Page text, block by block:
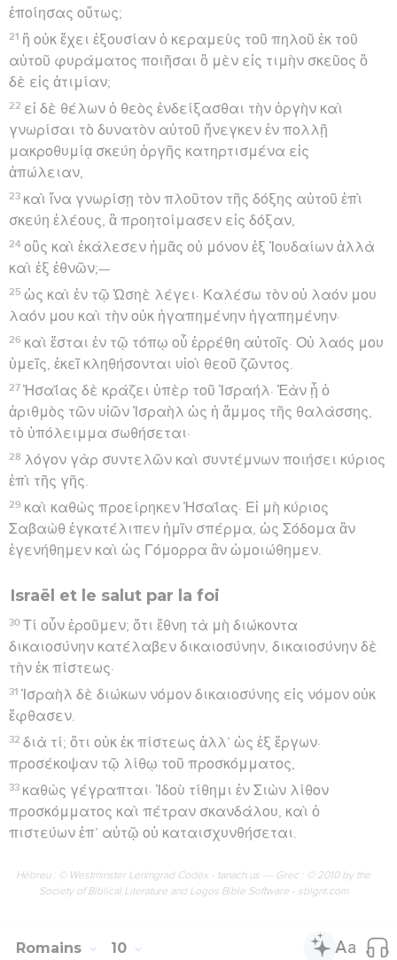
ἐποίησας οὕτως;
21 ἢ οὐκ ἔχει ἐξουσίαν ὁ κεραμεὺς τοῦ πηλοῦ ἐκ τοῦ
αὐτοῦ φυράματος ποιῆσαι ὃ μὲν εἰς τιμὴν σκεῦος ὃ
δὲ εἰς ἀτιμίαν;
22 εἰ δὲ θέλων ὁ θεὸς ἐνδείξασθαι τὴν ὀργὴν καὶ
γνωρίσαι τὸ δυνατὸν αὐτοῦ ἤνεγκεν ἐν πολλῇ
μακροθυμίᾳ σκεύη ὀργῆς κατηρτισμένα εἰς
ἀπώλειαν,
23 καὶ ἵνα γνωρίσῃ τὸν πλοῦτον τῆς δόξης αὐτοῦ ἐπὶ
σκεύη ἐλέους, ἃ προητοίμασεν εἰς δόξαν,
24 οὓς καὶ ἐκάλεσεν ἡμᾶς οὐ μόνον ἐξ Ἰουδαίων ἀλλὰ
καὶ ἐξ ἐθνῶν;—
25 ὡς καὶ ἐν τῷ Ὡσηὲ λέγει· Καλέσω τὸν οὐ λαόν μου
λαόν μου καὶ τὴν οὐκ ἠγαπημένην ἠγαπημένην·
26 καὶ ἔσται ἐν τῷ τόπῳ οὗ ἐρρέθη αὐτοῖς· Οὐ λαός μου
ὑμεῖς, ἐκεῖ κληθήσονται υἱοὶ θεοῦ ζῶντος.
27 Ἠσαΐας δὲ κράζει ὑπὲρ τοῦ Ἰσραήλ· Ἐὰν ᾖ ὁ
ἀριθμὸς τῶν υἱῶν Ἰσραὴλ ὡς ἡ ἄμμος τῆς θαλάσσης,
τὸ ὑπόλειμμα σωθήσεται·
28 λόγον γὰρ συντελῶν καὶ συντέμνων ποιήσει κύριος
ἐπὶ τῆς γῆς.
29 καὶ καθὼς προείρηκεν Ἠσαΐας· Εἰ μὴ κύριος
Σαβαὼθ ἐγκατέλιπεν ἡμῖν σπέρμα, ὡς Σόδομα ἂν
ἐγενήθημεν καὶ ὡς Γόμορρα ἂν ὡμοιώθημεν.
Israël et le salut par la foi
30 Τί οὖν ἐροῦμεν; ὅτι ἔθνη τὰ μὴ διώκοντα
δικαιοσύνην κατέλαβεν δικαιοσύνην, δικαιοσύνην δὲ
τὴν ἐκ πίστεως·
31 Ἰσραὴλ δὲ διώκων νόμον δικαιοσύνης εἰς νόμον οὐκ
ἔφθασεν.
32 διὰ τί; ὅτι οὐκ ἐκ πίστεως ἀλλ’ ὡς ἐξ ἔργων·
προσέκοψαν τῷ λίθῳ τοῦ προσκόμματος,
33 καθὼς γέγραπται· Ἰδοὺ τίθημι ἐν Σιὼν λίθον
προσκόμματος καὶ πέτραν σκανδάλου, καὶ ὁ
πιστεύων ἐπ’ αὐτῷ οὐ καταισχυνθήσεται.
Hébreu : © Westminster Leningrad Codex - tanach.us --- Grec : © 2010 by the
Society of Biblical Literature and Logos Bible Software - sblgnt.com
Romains 10